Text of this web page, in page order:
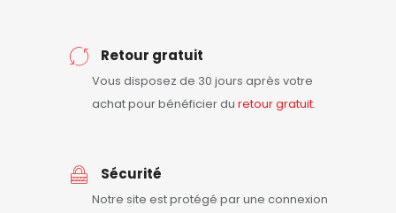
Retour gratuit
Vous disposez de 30 jours après votre
achat pour bénéficier du retourgratuit.
Sécurité
Notre site est protégé par une connexion